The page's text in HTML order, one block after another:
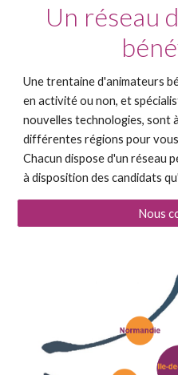
Un réseau
Une trentaine d'animateurs
en activité ou non, et
nouvelles technologies, sont
différentes régions pour
Chacun dispose d'un réseau
à disposition des candidats
Nous